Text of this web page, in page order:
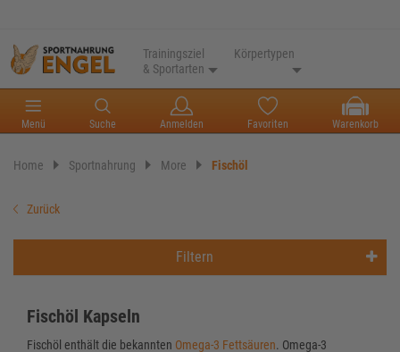
Trainingsziel
& Sportarten
Körpertypen
Menü Suche Anmelden Favoriten Warenkorb
Home Sportnahrung More Fischöl
Zurück
Filtern
Fischöl Kapseln
Fischöl enthält die bekannten Omega-3 Fettsäuren. Omega-3